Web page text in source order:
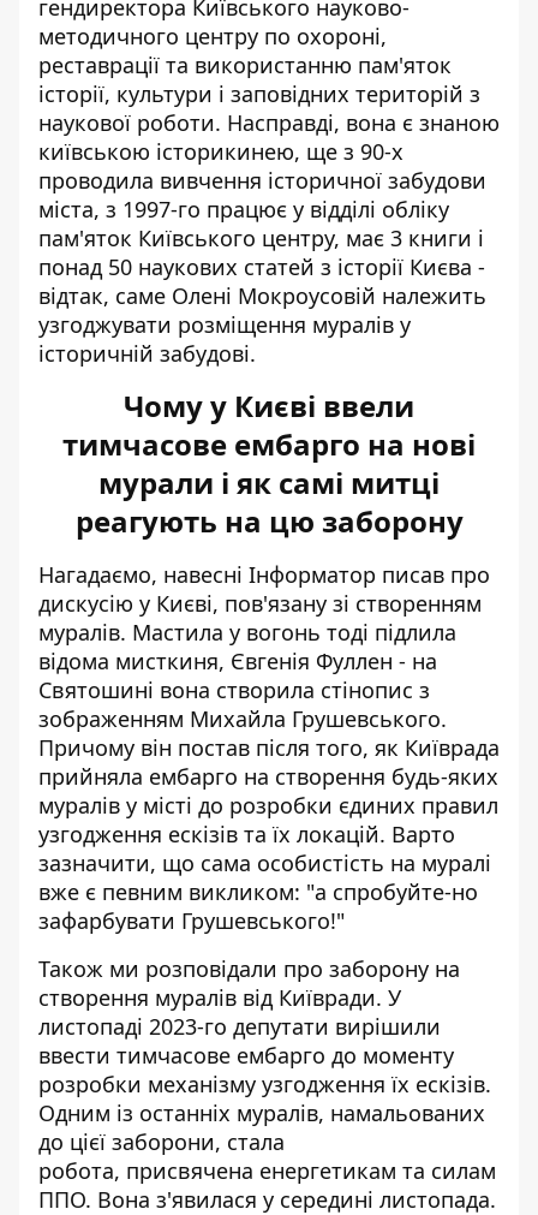
гендиректора Київського науково-
методичного центру по охороні,
реставрації та використанню пам'яток
історії, культури і заповідних територій з
наукової роботи. Насправді, вона є знаною
київською історикинею, ще з 90-х
проводила вивчення історичної забудови
міста, з 1997-го працює у відділі обліку
пам'яток Київського центру, має 3 книги і
понад 50 наукових статей з історії Києва -
відтак, саме Олені Мокроусовій належить
узгоджувати розміщення муралів у
історичній забудові.
Чому у Києві ввели
тимчасове ембарго на нові
мурали і як самі митці
реагують на цю заборону
Нагадаємо, навесні Інформатор писав про
дискусію у Києві, пов'язану зі створенням
муралів. Мастила у вогонь тоді підлила
відома мисткиня, Євгенія Фуллен - на
Святошині вона створила стінопис з
зображенням Михайла Грушевського.
Причому він постав після того, як Київрада
прийняла ембарго на створення будь-яких
муралів у місті до розробки єдиних правил
узгодження ескізів та їх локацій. Варто
зазначити, що сама особистість на муралі
вже є певним викликом: "а спробуйте-но
зафарбувати Грушевського!"
Також ми розповідали про заборону на
створення муралів від Київради. У
листопаді 2023-го депутати вирішили
ввести тимчасове ембарго до моменту
розробки механізму узгодження їх ескізів.
Одним із останніх муралів, намальованих
до цієї заборони, стала
робота, присвячена енергетикам та силам
ППО. Вона з'явилася у середині листопада.